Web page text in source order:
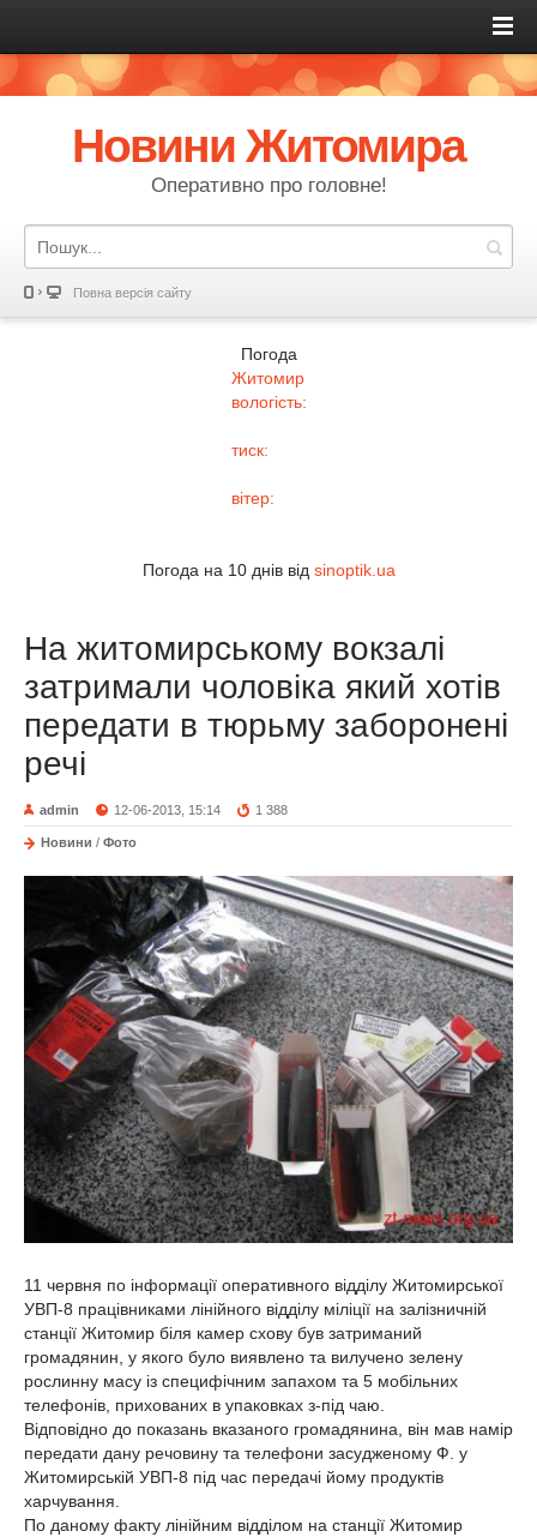
Новини Житомира
Оперативно про головне!
Повна версія сайту
Погода
Житомир
вологість:
тиск:
вітер:
Погода на 10 днів від sinoptik.ua
На житомирському вокзалі
затримали чоловіка який хотів
передати в тюрьму заборонені
речі
admin 12-06-2013, 15:14 1 388
Новини / Фото
11 червня по інформації оперативного відділу Житомирської
УВП-8 працівниками лінійного відділу міліції на залізничній
станції Житомир біля камер схову був затриманий
громадянин, у якого було виявлено та вилучено зелену
рослинну масу із специфічним запахом та 5 мобільних
телефонів, прихованих в упаковках з-під чаю.
Відповідно до показань вказаного громадянина, він мав намір
передати дану речовину та телефони засудженому Ф. у
Житомирській УВП-8 під час передачі йому продуктів
харчування.
По даному факту лінійним відділом на станції Житомир